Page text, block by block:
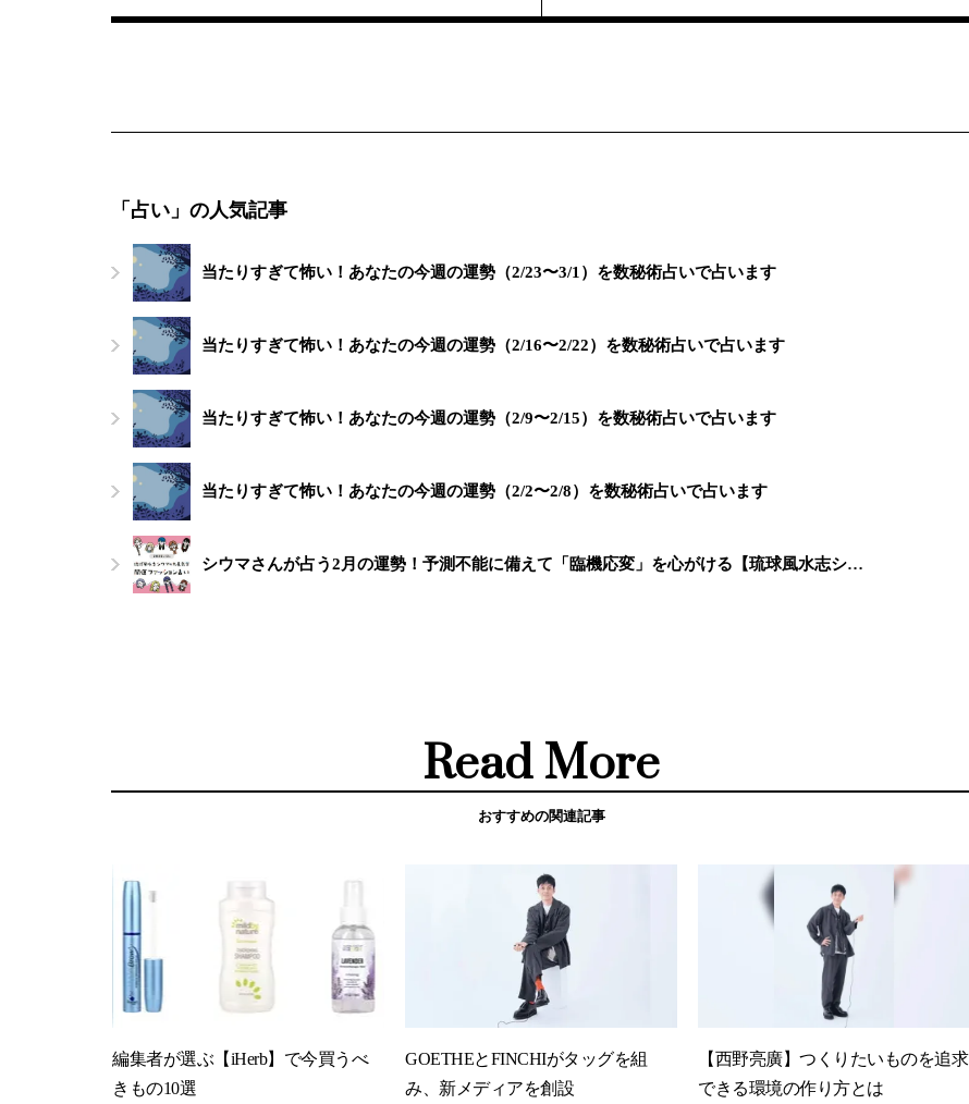
「占い」の人気記事
当たりすぎて怖い！あなたの今週の運勢（2/23〜3/1）を数秘術占いで占います
当たりすぎて怖い！あなたの今週の運勢（2/16〜2/22）を数秘術占いで占います
当たりすぎて怖い！あなたの今週の運勢（2/9〜2/15）を数秘術占いで占います
当たりすぎて怖い！あなたの今週の運勢（2/2〜2/8）を数秘術占いで占います
シウマさんが占う2月の運勢！予測不能に備えて「臨機応変」を心がける【琉球風水志シ…
Read More
おすすめの関連記事
編集者が選ぶ【iHerb】で今買うべ
きもの10選
GOETHEとFINCHIがタッグを組
み、新メディアを創設
【西野亮廣】つくりたいものを追求
できる環境の作り方とは